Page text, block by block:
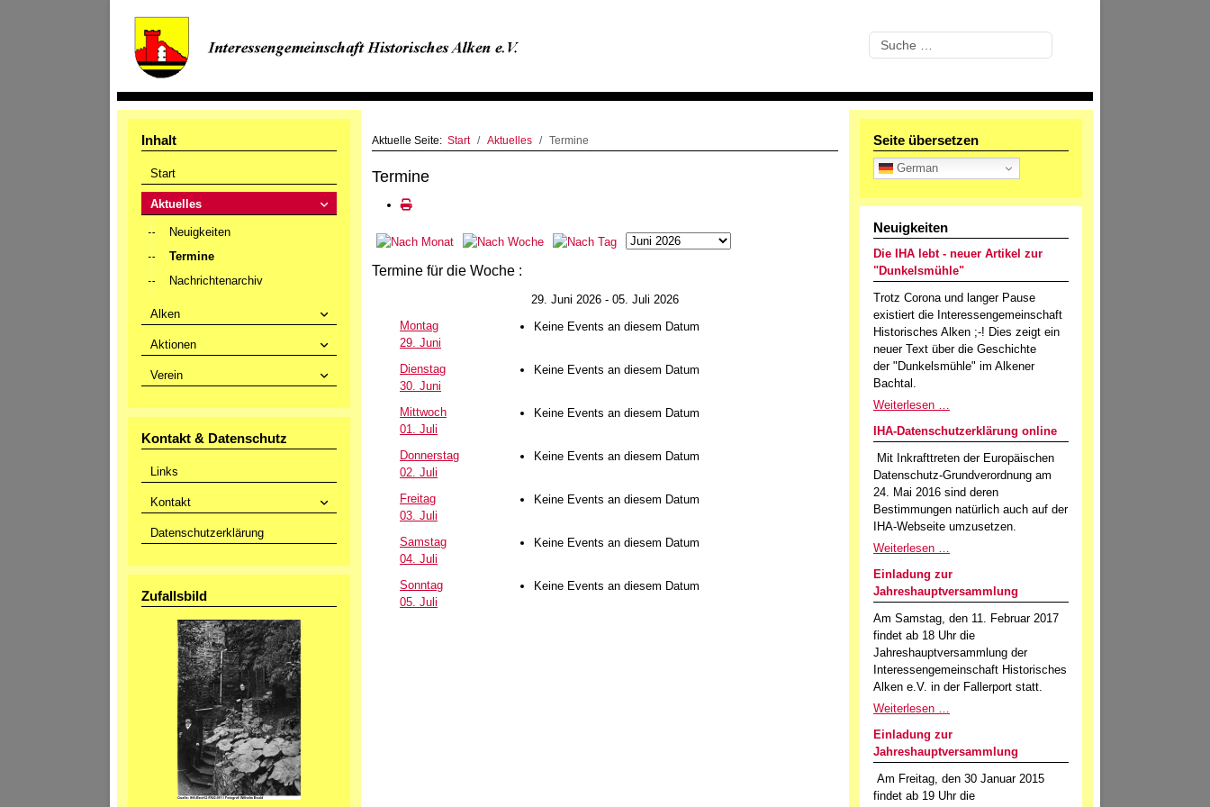
Suchen
Inhalt
Start
Aktuelles
Neuigkeiten
Termine
Nachrichtenarchiv
Alken
Aktionen
Verein
Kontakt & Datenschutz
Links
Kontakt
Datenschutzerklärung
Zufallsbild
Aktuelle Seite: Start Aktuelles Termine
Termine
Termine für die Woche :
29. Juni 2026 - 05. Juli 2026
Montag
29. Juni
Keine Events an diesem Datum
Dienstag
30. Juni
Keine Events an diesem Datum
Mittwoch
01. Juli
Keine Events an diesem Datum
Donnerstag
02. Juli
Keine Events an diesem Datum
Freitag
03. Juli
Keine Events an diesem Datum
Samstag
04. Juli
Keine Events an diesem Datum
Sonntag
05. Juli
Keine Events an diesem Datum
Seite übersetzen
German
Neuigkeiten
Die IHA lebt - neuer Artikel zur
"Dunkelsmühle"
Trotz Corona und langer Pause
existiert die Interessengemeinschaft
Historisches Alken ;-! Dies zeigt ein
neuer Text über die Geschichte
der "Dunkelsmühle" im Alkener
Bachtal.
Weiterlesen …
IHA-Datenschutzerklärung online
Mit Inkrafttreten der Europäischen
Datenschutz-Grundverordnung am
24. Mai 2016 sind deren
Bestimmungen natürlich auch auf der
IHA-Webseite umzusetzen.
Weiterlesen …
Einladung zur
Jahreshauptversammlung
Am Samstag, den 11. Februar 2017
findet ab 18 Uhr die
Jahreshauptversammlung der
Interessengemeinschaft Historisches
Alken e.V. in der Fallerport statt.
Weiterlesen …
Einladung zur
Jahreshauptversammlung
Am Freitag, den 30 Januar 2015
findet ab 19 Uhr die